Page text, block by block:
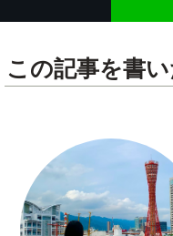
この記事を書